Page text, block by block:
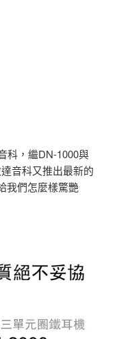
科，繼DN-1000與
音科又推出最新的
我們怎麼樣驚艷